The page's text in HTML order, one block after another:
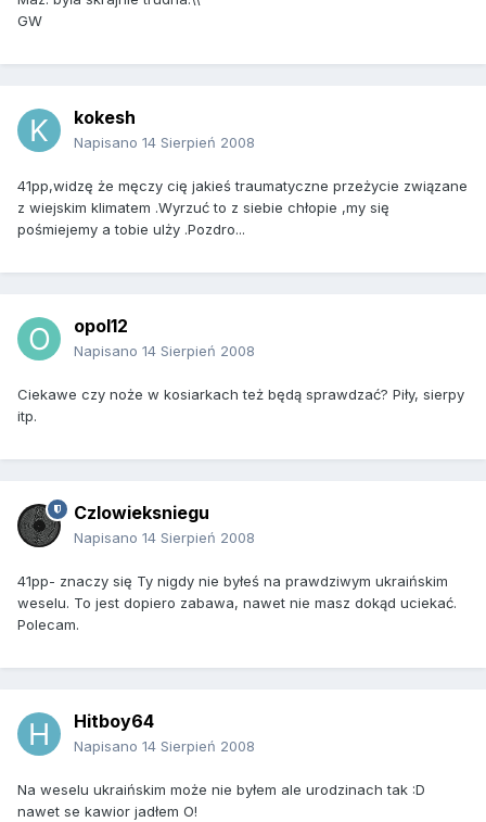
GW
kokesh
Napisano 14 Sierpień 2008
41pp,widzę że męczy cię jakieś traumatyczne przeżycie związane
z wiejskim klimatem .Wyrzuć to z siebie chłopie ,my się
pośmiejemy a tobie ulży .Pozdro...
opol12
Napisano 14 Sierpień 2008
Ciekawe czy noże w kosiarkach też będą sprawdzać? Piły, sierpy
itp.
Czlowieksniegu
Napisano 14 Sierpień 2008
41pp- znaczy się Ty nigdy nie byłeś na prawdziwym ukraińskim
weselu. To jest dopiero zabawa, nawet nie masz dokąd uciekać.
Polecam.
Hitboy64
Napisano 14 Sierpień 2008
Na weselu ukraińskim może nie byłem ale urodzinach tak :D
nawet se kawior jadłem O!